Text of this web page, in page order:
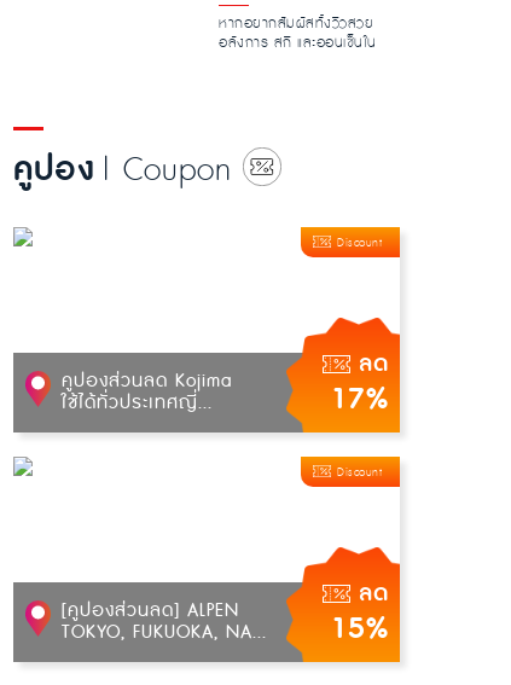
หากอยากสัมผัสทั้งวิวสวย
อลังการ สกี และออนเซ็นใน
คูปอง | Coupon
ลด
17%
Discount
คูปองส่วนลด Kojima
ใช้ได้ทั่วประเทศญี่...
ลด
15%
Discount
[คูปองส่วนลด] ALPEN
TOKYO, FUKUOKA, NA...